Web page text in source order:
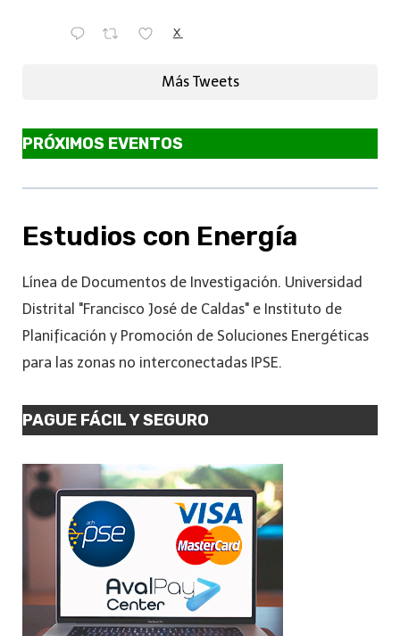
X
Más Tweets
PRÓXIMOS EVENTOS
Estudios con Energía
Línea de Documentos de Investigación. Universidad
Distrital "Francisco José de Caldas" e Instituto de
Planificación y Promoción de Soluciones Energéticas
para las zonas no interconectadas IPSE.
PAGUE FÁCIL Y SEGURO